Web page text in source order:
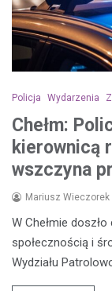
Policja Wydarzenia
Chełm:
kierownicą
wszczyna
Mariusz Wieczorek
W Chełmie
społecznością i
Wydziału